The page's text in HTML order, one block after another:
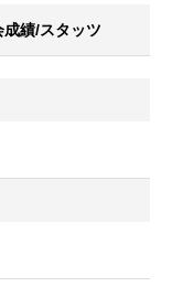
成績/スタッツ